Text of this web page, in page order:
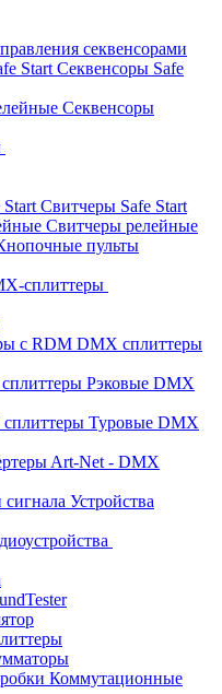
секвенсорами
Секвенсоры Safe
Секвенсоры
Свитчеры Safe Start
Свитчеры релейные
пульты
сплиттеры
DMX сплиттеры
Рэковые DMX
Туровые DMX
Art-Net - DMX
Устройства
Коммутационные